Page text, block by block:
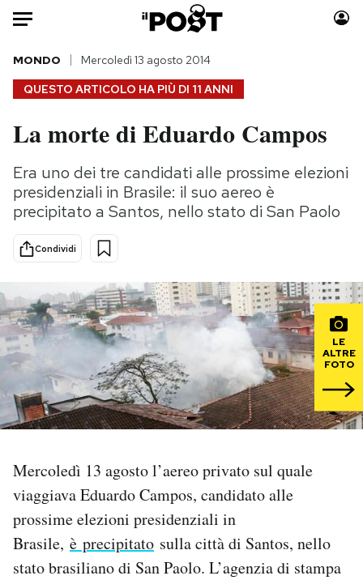
Auto
HOME
Italia
Politica
Tecnologia
Scienza
Economia
Sport
Moda
Consumismi
Storie/Idee
Altrecose
Mondiali calcio 2026
PODCAST
I MIEI PREFERITI
SHOP
QUESTO ARTICOLO HA PIÙ DI 11 ANNI
MONDO Mercoledì 13 agosto 2014
La morte di Eduardo Campos
Era uno dei tre candidati alle prossime elezioni
presidenziali in Brasile: il suo aereo è
precipitato a Santos, nello stato di San Paolo
Condividi
LE
ALTRE
FOTO
Mercoledì 13 agosto l’aereo privato sul quale
viaggiava Eduardo Campos, candidato alle
prossime elezioni presidenziali in
Brasile, è precipitato sulla città di Santos, nello
stato brasiliano di San Paolo. L’agenzia di stampa